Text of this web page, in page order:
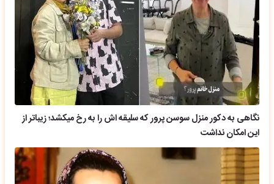
نگاهی به دکور منزل سوسن پرور که سلیقه اش را به رخ میکشد؛ زیباتر از
این امکان نداشت